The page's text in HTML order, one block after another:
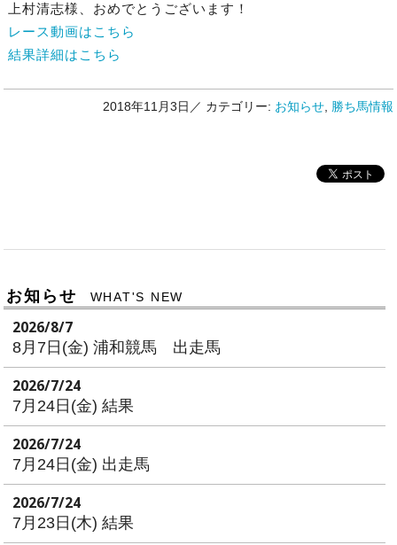
上村清志様、おめでとうございます！
レース動画はこちら
結果詳細はこちら
2018年11月3日／ カテゴリー: お知らせ, 勝ち馬情報
お知らせ WHAT'S NEW
2026/8/7
8月7日(金) 浦和競馬 出走馬
2026/7/24
7月24日(金) 結果
2026/7/24
7月24日(金) 出走馬
2026/7/24
7月23日(木) 結果